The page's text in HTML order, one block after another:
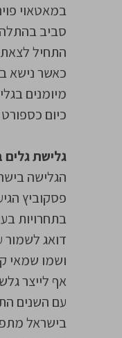
במאטאוי
סביב
התחיל לצאת
כאשר נישא
מיומנים
כיום
גלישת גלים
פסקוביץ
בתחרויות
דואג לשמור
ושמו שמאי
אף לייצר
עם השנים